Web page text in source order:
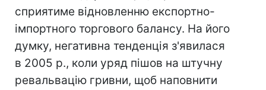
сприятиме відновленню експортно-
імпортного торгового балансу. На його
думку, негативна тенденція з'явилася
в 2005 р., коли уряд пішов на штучну
ревальвацію гривни, щоб наповнити